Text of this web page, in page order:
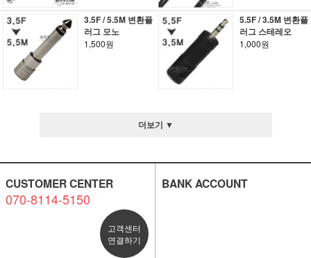
3.5F / 5.5M 변환플
러그 모노
1,500원
5.5F / 3.5M 변환플
러그 스테레오
1,000원
더보기 ▼
CUSTOMER CENTER
070-8114-5150
고객센터
연결하기
BANK ACCOUNT